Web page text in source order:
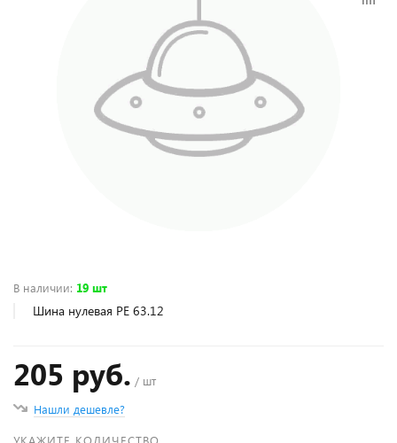
В наличии: 19 шт
Шина нулевая PE 63.12
205 руб. / шт
Нашли дешевле?
УКАЖИТЕ КОЛИЧЕСТВО